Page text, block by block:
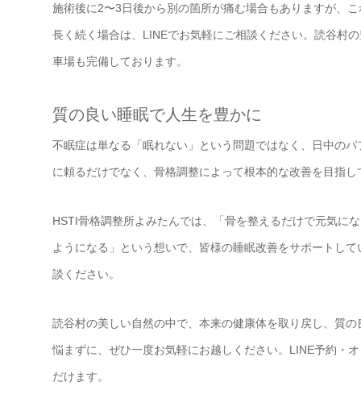
施術後に2〜3日後から別の箇所が痛む場合もありますが、
長く続く場合は、LINEでお気軽にご相談ください。読谷村
車場も完備しております。
質の良い睡眠で人生を豊かに
不眠症は単なる「眠れない」という問題ではなく、日中の
に頼るだけでなく、骨格調整によって根本的な改善を目指し
HSTI骨格調整所よみたんでは、「骨を整えるだけで元気に
ようになる」という想いで、皆様の睡眠改善をサポートし
談ください。
読谷村の美しい自然の中で、本来の健康体を取り戻し、質
悩まずに、ぜひ一度お気軽にお越しください。LINE予約・
だけます。